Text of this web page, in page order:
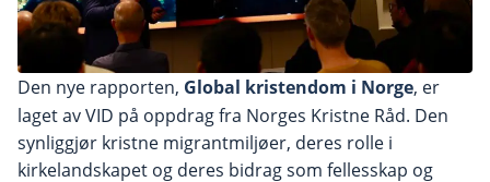
Den nye rapporten, Global kristendom i Norge, er
laget av VID på oppdrag fra Norges Kristne Råd. Den
synliggjør kristne migrantmiljøer, deres rolle i
kirkelandskapet og deres bidrag som fellesskap og